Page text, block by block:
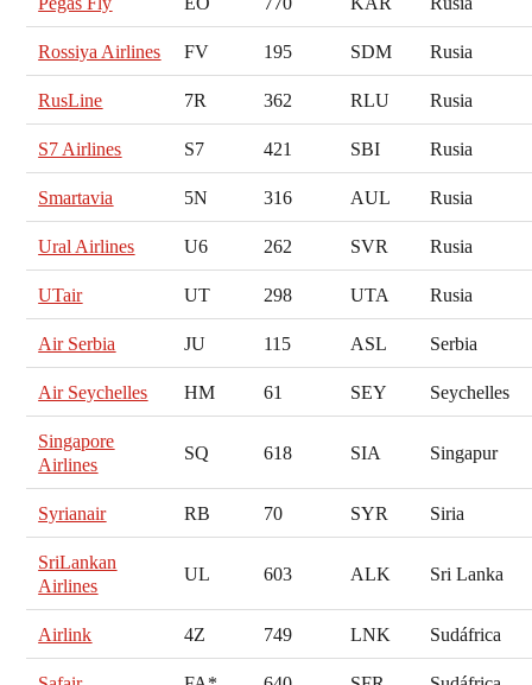
Rossiya Airlines FV 195 SDM Rusia
RusLine 7R 362 RLU Rusia
S7 Airlines S7 421 SBI Rusia
Smartavia 5N 316 AUL Rusia
Ural Airlines U6 262 SVR Rusia
UTair UT 298 UTA Rusia
Air Serbia JU 115 ASL Serbia
Air Seychelles HM 61 SEY Seychelles
Singapore
Airlines
SQ 618 SIA Singapur
Syrianair RB 70 SYR Siria
SriLankan
Airlines
UL 603 ALK Sri Lanka
Airlink 4Z 749 LNK Sudáfrica